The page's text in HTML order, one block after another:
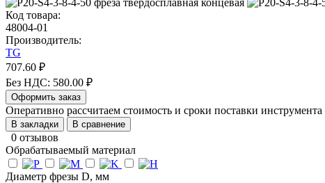
Код товара:
48004-01
Производитель:
TG
707.60 ₽
Без НДС: 580.00 ₽
Оформить заказ
Оперативно рассчитаем стоимость и сроки поставки
В закладки В сравнение
0 отзывов
Обрабатываемый материал
Диаметр фрезы D, мм